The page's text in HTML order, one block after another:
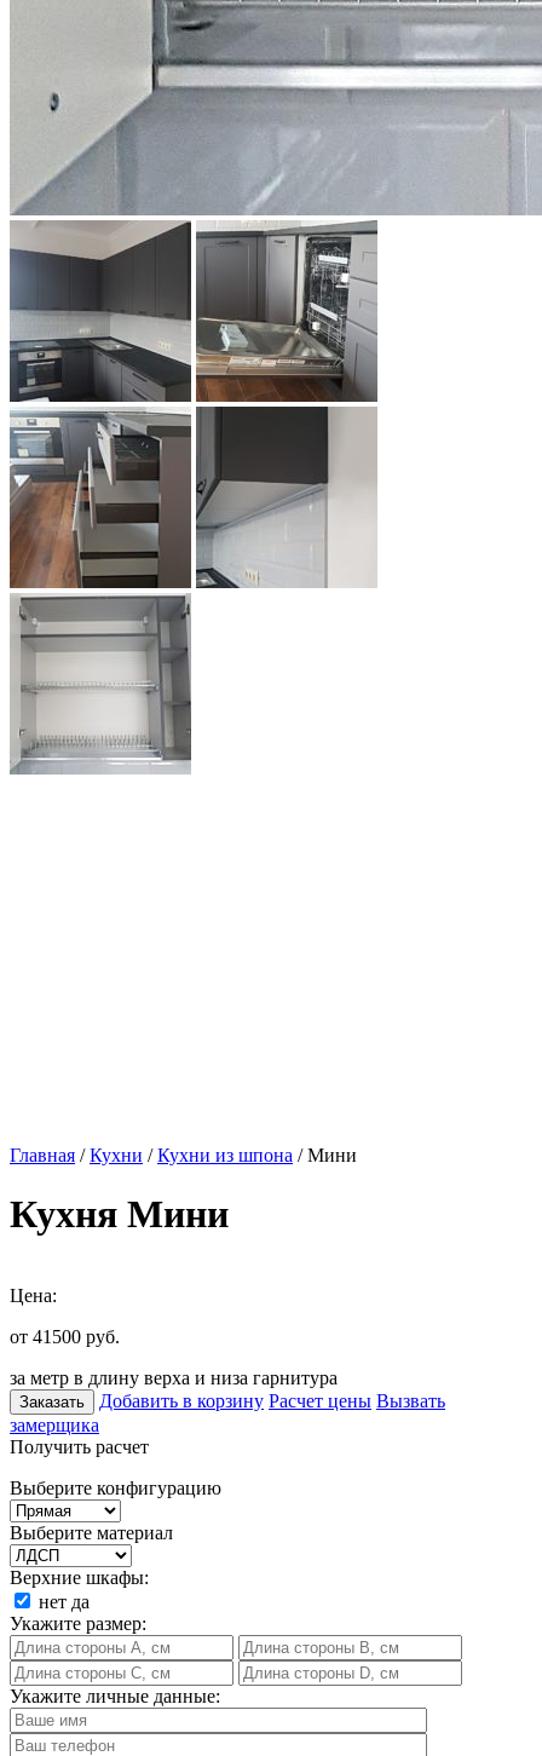
Главная /Кухни /Кухни из шпона / Мини
Кухня Мини
Цена:
от 41500 руб.
за метр в длину верха и низа гарнитура
Заказать Добавить в корзину Расчет цены Вызвать
замерщика
Получить расчет
Выберите конфигурацию
Выберите материал
Верхние шкафы:
нет да
Укажите размер:
Укажите личные данные: